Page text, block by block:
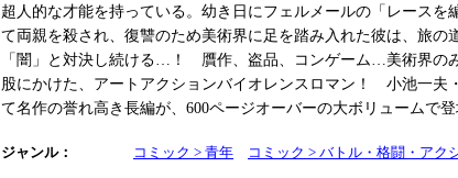
超人的な才能を持っている。幼き日にフェルメールの「レースを
て両親を殺され、復讐のため美術界に足を踏み入れた彼は、旅の
「闇」と対決し続ける…！ 贋作、盗品、コンゲーム…美術界の
股にかけた、アートアクションバイオレンスロマン！ 小池一夫
て名作の誉れ高き長編が、600ページオーバーの大ボリュームで登
ジャンル： コミック > 青年 コミック > バトル・格闘・アク